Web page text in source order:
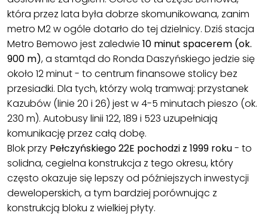
która przez lata była dobrze skomunikowana, zanim
metro M2 w ogóle dotarło do tej dzielnicy. Dziś stacja
Metro Bemowo jest zaledwie 10 minut spacerem (ok.
900 m), a stamtąd do Ronda Daszyńskiego jedzie się
około 12 minut - to centrum finansowe stolicy bez
przesiadki. Dla tych, którzy wolą tramwaj: przystanek
Kazubów (linie 20 i 26) jest w 4-5 minutach pieszo (ok.
230 m). Autobusy linii 122, 189 i 523 uzupełniają
komunikację przez całą dobę.
Blok przy Pełczyńskiego 22E pochodzi z 1999 roku- to
solidna, cegielna konstrukcja z tego okresu, który
często okazuje się lepszy od późniejszych inwestycji
deweloperskich, a tym bardziej porównując z
konstrukcją bloku z wielkiej płyty.